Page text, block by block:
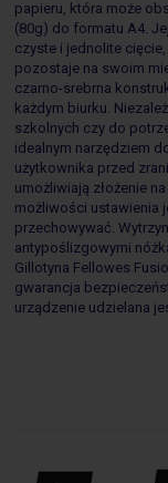
papieru, która może
(80g) do formatu A4.
czyste i jednolite
pozostaje na swoim
czarno-srebrna
każdym biurku.
szkolnych czy do
idealnym narzędziem
użytkownika przed
umożliwiają złożenie
możliwości ustawienia
przechowywać.
antypoślizgowymi
Gillotyna Fellowes
gwarancja
urządzenie udzielana